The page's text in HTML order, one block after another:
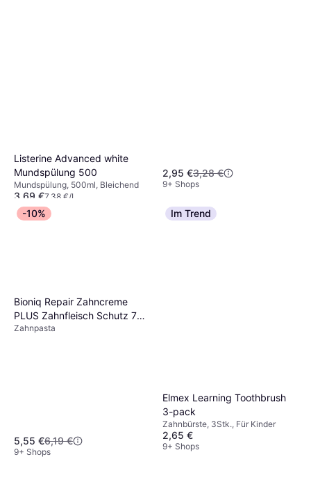
Listerine Advanced white
Mundspülung 500
Mundspülung, 500ml, Bleichend
3,69 €7,38 €/L
9+ Shops
2,95 €3,28 €
9+ Shops
-10%
Bioniq Repair Zahncreme
PLUS Zahnfleisch Schutz 75
ml
Zahnpasta
5,55 €6,19 €
9+ Shops
Im Trend
Elmex Learning Toothbrush
3-pack
Zahnbürste, 3Stk., Für Kinder
2,65 €
9+ Shops